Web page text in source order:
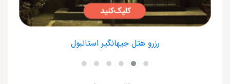
رزرو هتل جیهانگیر استانبول